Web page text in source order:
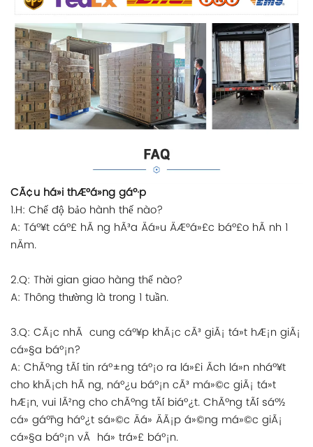
CÃ¢u há»i thÆ°á»ng gáº·p
1.H: Chế độ bảo hành thế nào?
A: Táº¥t cáº£ hÃ ng hÃ³a Äá»u ÄÆ°á»£c báº£o hÃ nh 1
nÄm.
2.Q: Thời gian giao hàng thế nào?
A: Thông thường là trong 1 tuần.
3.Q: CÃ¡c nhÃ cung cáº¥p khÃ¡c cÃ³ giÃ¡ tá»t hÆ¡n giÃ¡
cá»§a báº¡n?
A: ChÃºng tÃ´i tin ráº±ng táº¡o ra lá»£i Ã­ch lá»n nháº¥t
cho khÃ¡ch hÃ ng, náº¿u báº¡n cÃ³ má»©c giÃ¡ tá»t
hÆ¡n, vui lÃ²ng cho chÃºng tÃ´i biáº¿t. ChÃºng tÃ´i sáº½
cá» gáº¯ng háº¿t sá»©c Äá» ÄÃ¡p á»©ng má»©c giÃ¡
cá»§a báº¡n vÃ há» trá»£ báº¡n.